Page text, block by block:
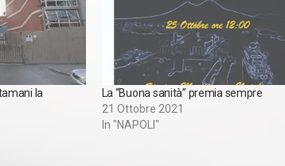
la
La “Buona sanità” premia sempre
21 Ottobre 2021
In "NAPOLI"